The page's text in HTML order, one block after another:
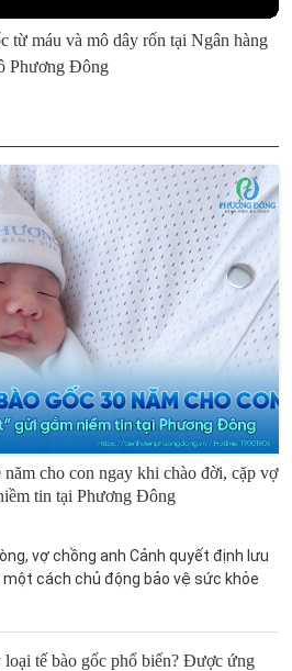
từ máu và mô dây rốn tại Ngân hàng
Phương Đông
cho con ngay khi chào đời, cặp vợ
tin tại Phương Đông
vợ chồng anh Cảnh quyết định lưu
cách chủ động bảo vệ sức khỏe
loại tế bào gốc phổ biến? Được ứng